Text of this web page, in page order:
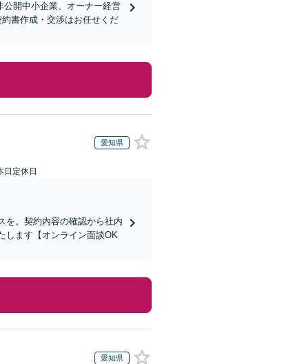
公開中小企業、オーナー経営
書作成・交渉はお任せくだ
愛知県
日定休日
を。契約内容の確認から社内
します【オンライン面談OK
愛知県